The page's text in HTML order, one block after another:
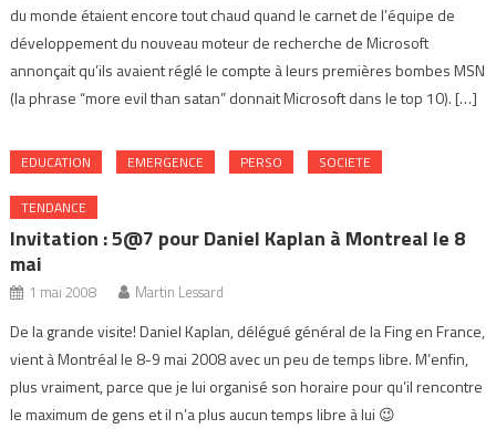
du monde étaient encore tout chaud quand le carnet de l’équipe de
développement du nouveau moteur de recherche de Microsoft
annonçait qu’ils avaient réglé le compte à leurs premières bombes MSN
(la phrase “more evil than satan” donnait Microsoft dans le top 10). […]
EDUCATION EMERGENCE PERSO SOCIETE
TENDANCE
Invitation : 5@7 pour Daniel Kaplan à Montreal le 8
mai
1 mai 2008 Martin Lessard
De la grande visite! Daniel Kaplan, délégué général de la Fing en France,
vient à Montréal le 8-9 mai 2008 avec un peu de temps libre. M’enfin,
plus vraiment, parce que je lui organisé son horaire pour qu’il rencontre
le maximum de gens et il n’a plus aucun temps libre à lui 😉